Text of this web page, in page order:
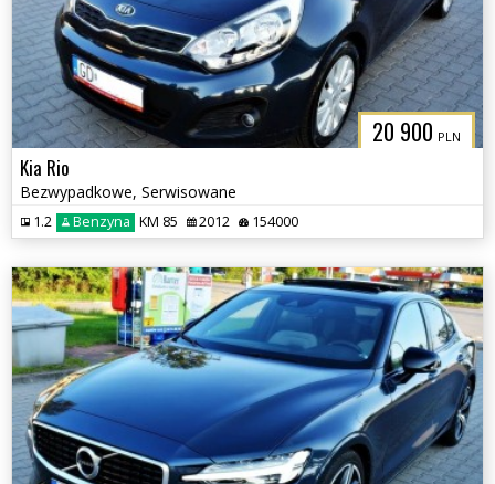
20 900 PLN
Kia Rio
Bezwypadkowe, Serwisowane
1.2 Benzyna KM 85 2012 154000